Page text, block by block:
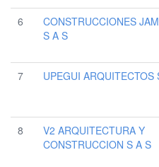
6
CONSTRUCCIONES
S A S
7
UPEGUI ARQUITECTOS
8
V2 ARQUITECTURA Y
CONSTRUCCION S A S